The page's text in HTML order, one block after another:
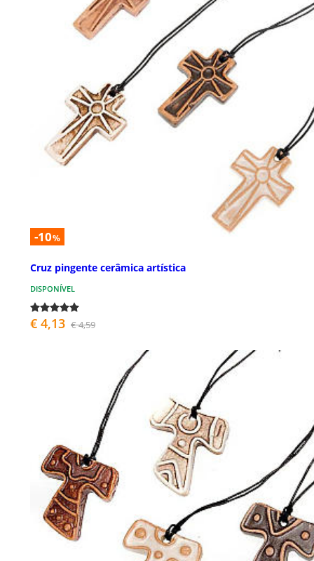
-10%
Cruz pingente cerâmica artística
DISPONÍVEL
€ 4,13 € 4,59